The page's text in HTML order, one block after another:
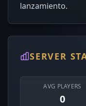
lanzamiento.
SERVER
AVG PLAYERS
0